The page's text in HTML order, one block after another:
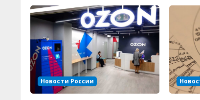
л
ж
и
т
Новости России